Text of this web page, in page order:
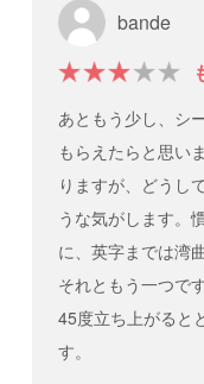
bande
あともう少し、シ
もらえたらと思い
りますが、どうし
うな気がします。
に、英字までは湾
それともう一つで
45度立ち上がると
す。